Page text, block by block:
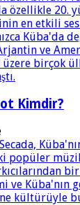
Kimdir?